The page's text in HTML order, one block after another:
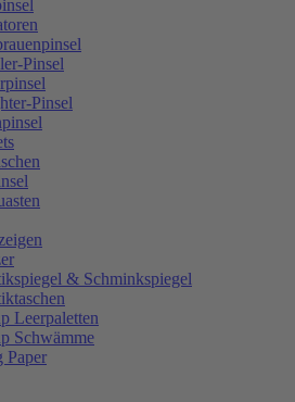
Pinsel
Pinsel
& Schminkspiegel
Leerpaletten
Schwämme
Paper